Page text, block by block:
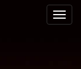
Toggle